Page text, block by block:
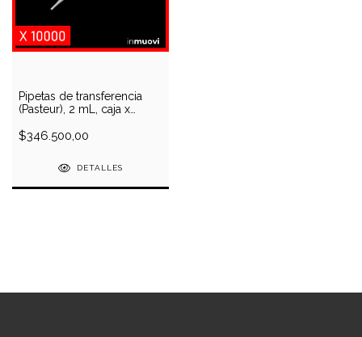
Pipetas de transferencia
(Pasteur), 2 mL, caja x
$346.500,00
DETALLES